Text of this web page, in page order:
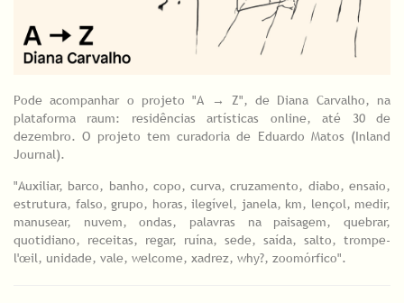
Pode acompanhar o projeto "A → Z", de Diana Carvalho, na
plataforma raum: residências artísticas online, até 30 de
dezembro. O projeto tem curadoria de Eduardo Matos (Inland
Journal).
"Auxiliar, barco, banho, copo, curva, cruzamento, diabo, ensaio,
estrutura, falso, grupo, horas, ilegível, janela, km, lençol, medir,
manusear, nuvem, ondas, palavras na paisagem, quebrar,
quotidiano, receitas, regar, ruína, sede, saída, salto, trompe-
l'œil, unidade, vale, welcome, xadrez, why?, zoomórfico".